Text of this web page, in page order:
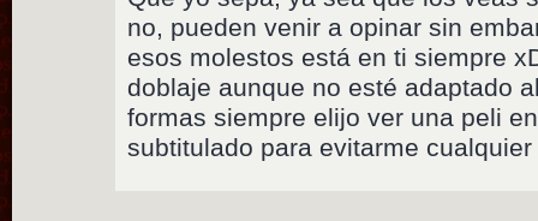
no, pueden venir a opinar sin
esos molestos está en ti siempre
doblaje aunque no esté adaptado
formas siempre elijo ver una peli
subtitulado para evitarme